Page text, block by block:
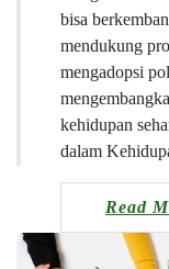
bisa
mendukung
mengadopsi
kehidupan
dalam
Read